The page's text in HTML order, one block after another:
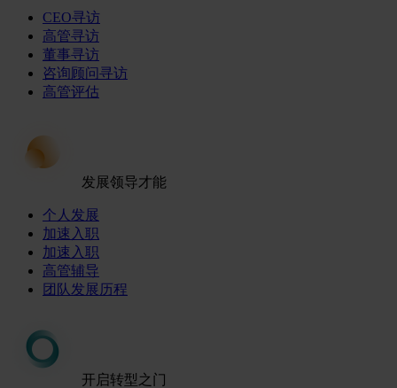
CEO寻访
高管寻访
董事寻访
咨询顾问寻访
高管评估
发展领导才能
个人发展
加速入职
加速入职
高管辅导
团队发展历程
开启转型之门